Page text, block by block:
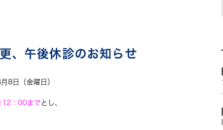
、午後休診のお知らせ
8日（金曜日）
12：00まで とし、